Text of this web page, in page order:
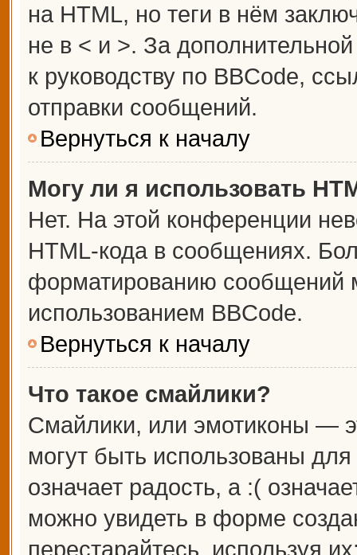
на HTML, но теги в нём
не в < и >. За
к руководству по BBCode,
отправки сообщений.
Вернуться к началу
Могу ли я использовать
Нет. На этой конференции
HTML-кода в сообщениях.
форматированию сообщений
использованием BBCode.
Вернуться к началу
Что такое смайлики?
Смайлики, или эмотиконы —
могут быть использованы
означает радость, а :(
можно увидеть в форме
перестарайтесь, используя